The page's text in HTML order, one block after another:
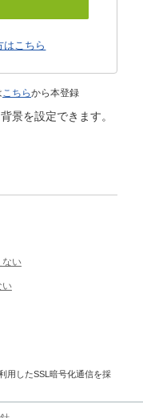
はこちら
こちらから本登録
景を設定できます。
ない
い
用したSSL暗号化通信を採